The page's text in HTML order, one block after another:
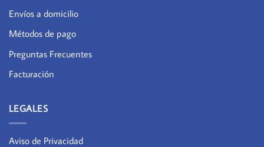
Envíos a domicilio
Métodos de pago
Preguntas Frecuentes
Facturación
LEGALES
Aviso de Privacidad